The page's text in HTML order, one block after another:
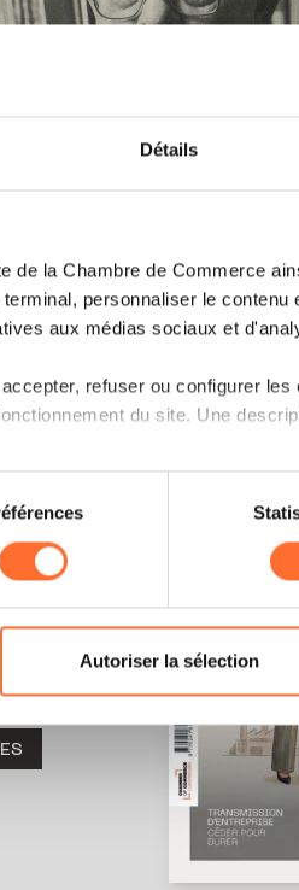
Détails
de la Chambre de Commerce
personnaliser le contenu
aux médias sociaux et
refuser ou configurer
du site. Une
certaines fonctionnalités (ex :
non nécessaires.
Charte d’usage des cookieset
Autoriser la sélection